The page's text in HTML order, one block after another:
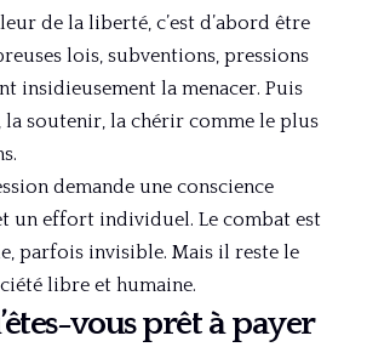
de la liberté, c’est d’abord être
lois, subventions, pressions
insidieusement la menacer. Puis
la soutenir, la chérir comme le plus
demande une conscience
un effort individuel. Le combat est
parfois invisible. Mais il reste le
libre et humaine.
vous prêt à payer